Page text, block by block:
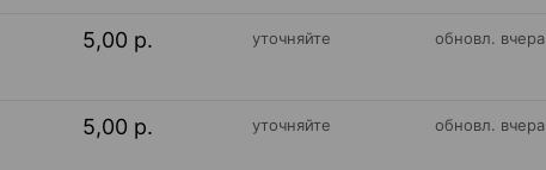
5,00 р. уточняйте обновл. вчера
5,00 р. уточняйте обновл. вчера